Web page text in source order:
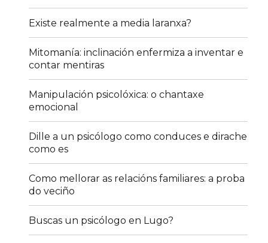
Existe realmente a media laranxa?
Mitomanía: inclinación enfermiza a inventar e
contar mentiras
Manipulación psicolóxica: o chantaxe
emocional
Dille a un psicólogo como conduces e dirache
como es
Como mellorar as relacións familiares: a proba
do veciño
Buscas un psicólogo en Lugo?